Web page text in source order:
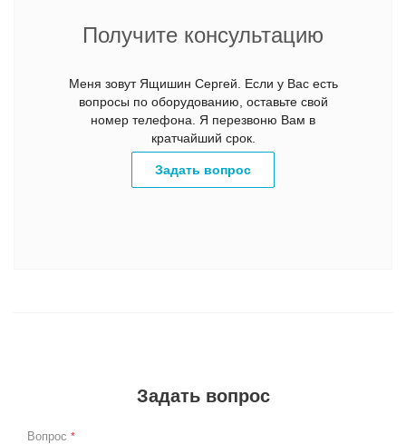
Получите консультацию
Меня зовут Ящишин Сергей. Если у Вас есть
вопросы по оборудованию, оставьте свой
номер телефона. Я перезвоню Вам в
кратчайший срок.
Задать вопрос
Задать вопрос
Вопрос *